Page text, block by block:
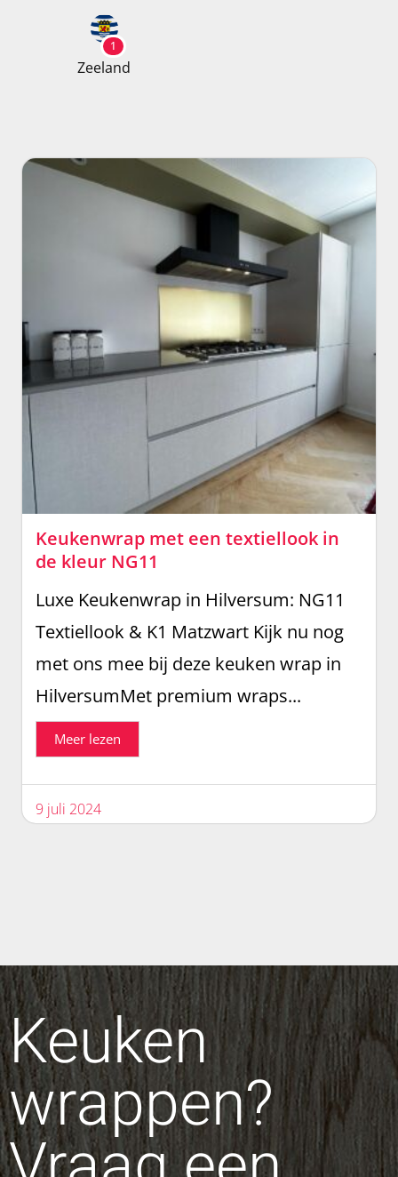
1
Zeeland
Keukenwrap met een textiellook in
de kleur NG11
9 juli 2024
Luxe Keukenwrap in Hilversum: NG11
Textiellook & K1 Matzwart Kijk nu nog
met ons mee bij deze keuken wrap in
HilversumMet premium wraps...
Meer lezen
Keuken
wrappen?